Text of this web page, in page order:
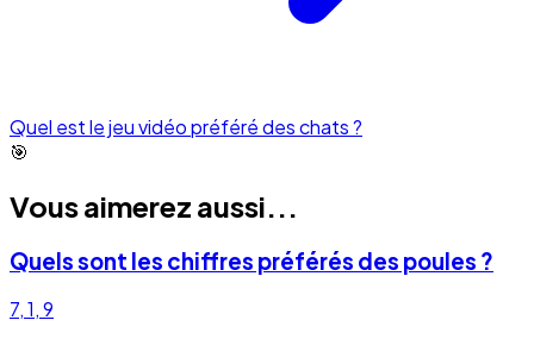
Quel est le jeu vidéo préféré des chats ?
🎯
Vous aimerez aussi...
Quels sont les chiffres préférés des poules ?
7, 1, 9